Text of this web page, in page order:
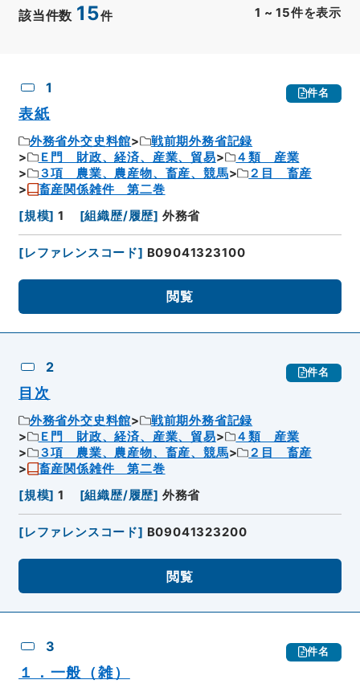
該当件数 15件 1 ~ 15件を表示
1 件名
表紙
外務省外交史料館
戦前期外務省記録
Ｅ門 財政、経済、産業、貿易
４類 産業
３項 農業、農産物、畜産、競馬
２目 畜産
畜産関係雑件 第二巻
[規模] 1 [組織歴/履歴] 外務省
[レファレンスコード] B09041323100
閲覧
2 件名
目次
外務省外交史料館
戦前期外務省記録
Ｅ門 財政、経済、産業、貿易
４類 産業
３項 農業、農産物、畜産、競馬
２目 畜産
畜産関係雑件 第二巻
[規模] 1 [組織歴/履歴] 外務省
[レファレンスコード] B09041323200
閲覧
3 件名
１．一般（雑）